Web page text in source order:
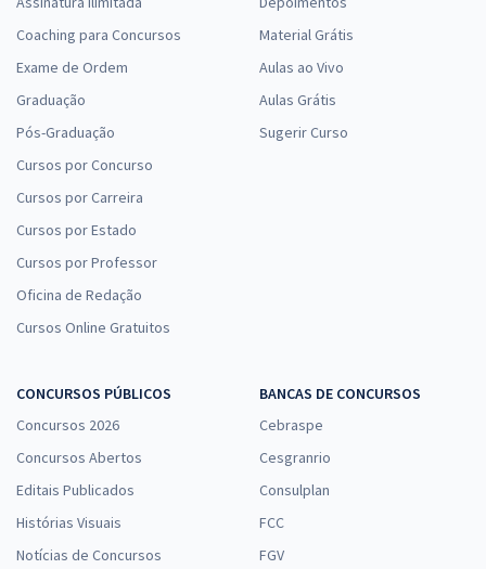
Coaching para Concursos
Exame de Ordem
Graduação
Pós-Graduação
Cursos por Concurso
Cursos por Carreira
Cursos por Estado
Cursos por Professor
Oficina de Redação
Cursos Online Gratuitos
Material Grátis
Aulas ao Vivo
Aulas Grátis
Sugerir Curso
CONCURSOS PÚBLICOS
Concursos 2026
Concursos Abertos
Editais Publicados
Histórias Visuais
Notícias de Concursos
BANCAS DE CONCURSOS
Cebraspe
Cesgranrio
Consulplan
FCC
FGV